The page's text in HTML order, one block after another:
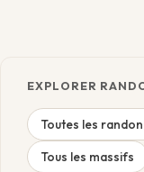
EXPLORER
Toutes les
Tous les massifs